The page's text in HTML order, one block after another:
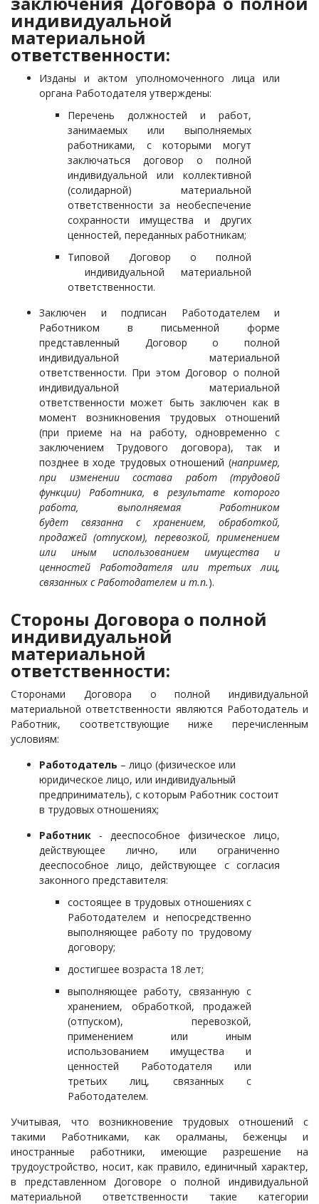
индивидуальной
материальной
ответственности:
Изданы и актом уполномоченного лица или
органа Работодателя утверждены:
Перечень должностей и работ,
занимаемых или выполняемых
работниками, с которыми могут
заключаться договор о полной
индивидуальной или коллективной
(солидарной) материальной
ответственности за необеспечение
сохранности имущества и других
ценностей, переданных работникам;
Типовой Договор о полной
индивидуальной материальной
ответственности.
Заключен и подписан Работодателем и
Работником в письменной форме
представленный Договоро полной
индивидуальной материальной
ответственности. При этом Договор о полной
индивидуальной материальной
ответственности может быть заключен как в
момент возникновения трудовых отношений
(при приеме на на работу, одновременно с
заключением Трудового договора), так и
позднее в ходе трудовых отношений (например,
при изменении состава работ (трудовой
функции) Работника, в результате которого
работа, выполняемая Работником
будет связанна с хранением, обработкой,
продажей (отпуском), перевозкой, применением
или иным использованием имущества и
ценностей Работодателя или третьих лиц,
связанных с Работодателем и т.п.).
Стороны Договора о полной
индивидуальной
материальной
ответственности:
Сторонами Договора о полной индивидуальной
материальной ответственности являются Работодатель и
Работник, соответствующие ниже перечисленным
условиям:
Работодатель – лицо (физическое или
юридическое лицо, или индивидуальный
предприниматель), с которым Работник состоит
в трудовых отношениях;
Работник - дееспособное физическое лицо,
действующее лично, или ограниченно
дееспособное лицо, действующее с согласия
законного представителя:
состоящее в трудовых отношениях с
Работодателем и непосредственно
выполняющее работу по трудовому
договору;
достигшее возраста 18 лет;
выполняющее работу, связанную с
хранением, обработкой, продажей
(отпуском), перевозкой,
применением или иным
использованием имущества и
ценностей Работодателя или
третьих лиц, связанных с
Работодателем.
Учитывая, что возникновение трудовых отношений с
такими Работниками, как оралманы, беженцы и
иностранные работники, имеющие разрешение на
трудоустройство, носит, как правило, единичный характер,
в представленном Договоре о полной индивидуальной
материальной ответственности такие категории